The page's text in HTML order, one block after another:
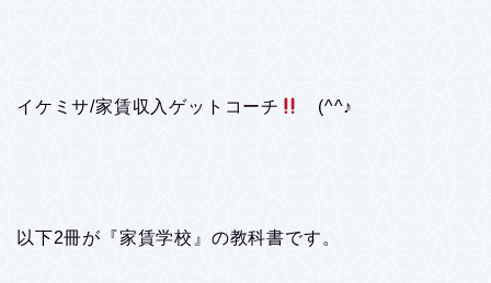
イケミサ/家賃収入ゲットコーチ (^^♪
以下2冊が『家賃学校』の教科書です。